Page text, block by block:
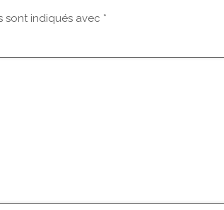
sont indiqués avec *